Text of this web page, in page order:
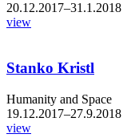
20.12.2017–31.1.2018
view
Stanko Kristl
Humanity and Space
19.12.2017–27.9.2018
view